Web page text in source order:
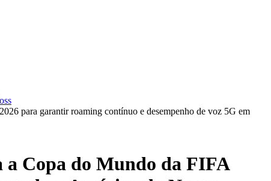
para garantir roaming contínuo e desempenho de voz 5G em
Copa do Mundo da FIFA